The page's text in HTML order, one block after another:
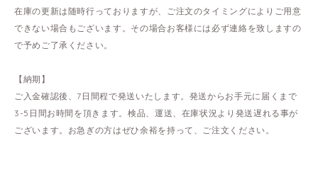
在庫の更新は随時行っておりますが、ご注文のタイミングによりご用意
できない場合もございます。その場合お客様には必ず連絡を致しますの
で予めご了承ください。
【納期】
ご入金確認後、7日間程で発送いたします。発送からお手元に届くまで
3-5日間お時間を頂きます。検品、運送、在庫状況より発送遅れる事が
ございます。お急ぎの方はぜひ余裕を持って、ご注文ください。